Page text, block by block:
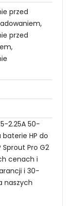
przed
przed
2.25A 50-
baterie HP do
Pro G2
cenach i
i 30-
naszych